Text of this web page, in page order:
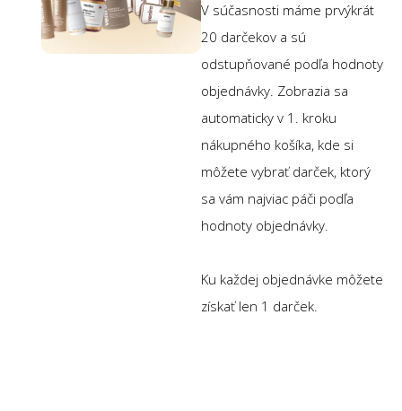
V súčasnosti máme prvýkrát
20 darčekov a sú
odstupňované podľa hodnoty
objednávky. Zobrazia sa
automaticky v 1. kroku
nákupného košíka, kde si
môžete vybrať darček, ktorý
sa vám najviac páči podľa
hodnoty objednávky.
Ku každej objednávke môžete
získať len 1 darček.